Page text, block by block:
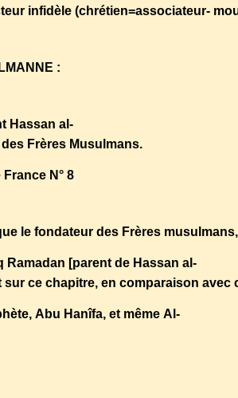
infidèle (chrétien=associateur-
:
Hassan al-
Frères Musulmans.
N° 8
le fondateur des Frères
[parent de Hassan al-
sur ce chapitre, en comparaison avec
Abu Hanîfa, et même Al-